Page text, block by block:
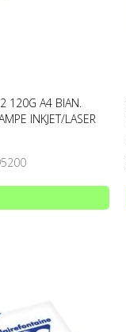
120G A4 BIAN.
INKJET/LASER